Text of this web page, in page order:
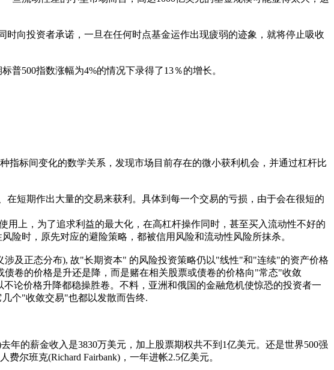
向投资者承诺，一旦在任何时点基金运作出现疲弱的迹象，就将停止吸收
普500指数涨幅为4%的情况下录得了13％的增长。
指标间变化的数学关系，发现市场目前存在的微小获利机会，并通过杠杆比
短期作出大量的交易来获利。具体到每一个交易的亏损，由于会在很短的
上，为了追求利益的最大化，在高杠杆操作同时，甚至买入流动性不好的
险时，原先对应的避险策略，都被信用风险和流动性风险所抹杀。
及正态分布), 故"长期资本" 的风险投资策略仍以"线性"和"连续"的资产价格
卷的价格是升还是降，而是赌在相关股票或债卷的价格向"常态"收敛
论价格升降都稳操胜卷。不料，亚洲和俄国的金融危机使惊恐的投资者一
个"收敛交易"也都以发散而告终.
的薪金收入是3830万美元，加上股票期权共不到1亿美元。还是世界500强
尔班克(Richard Fairbank)，一年进帐2.5亿美元。